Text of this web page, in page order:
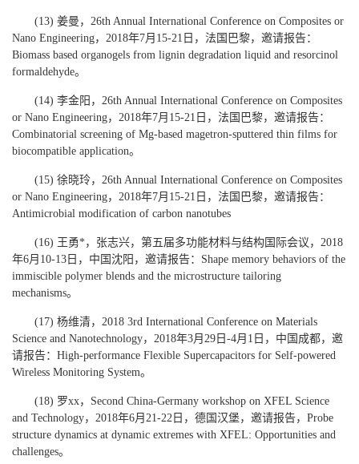
(13) 姜曼，26th Annual International Conference on Composites or
Nano Engineering，2018年7月15-21日，法国巴黎，邀请报告：
Biomass based organogels from lignin degradation liquid and resorcinol
formaldehyde。
(14) 李金阳，26th Annual International Conference on Composites
or Nano Engineering，2018年7月15-21日，法国巴黎，邀请报告：
Combinatorial screening of Mg-based magetron-sputtered thin films for
biocompatible application。
(15) 徐晓玲，26th Annual International Conference on Composites
or Nano Engineering，2018年7月15-21日，法国巴黎，邀请报告：
Antimicrobial modification of carbon nanotubes
(16) 王勇*，张志兴，第五届多功能材料与结构国际会议，2018
年6月10-13日，中国沈阳，邀请报告：Shape memory behaviors of the
immiscible polymer blends and the microstructure tailoring
mechanisms。
(17) 杨维清，2018 3rd International Conference on Materials
Science and Nanotechnology，2018年3月29日-4月1日，中国成都，邀
请报告：High-performance Flexible Supercapacitors for Self-powered
Wireless Monitoring System。
(18) 罗xx，Second China-Germany workshop on XFEL Science
and Technology，2018年6月21-22日，德国汉堡，邀请报告，Probe
structure dynamics at dynamic extremes with XFEL: Opportunities and
challenges。